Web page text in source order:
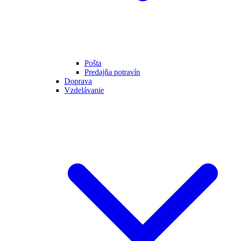
Pošta
Predajňa potravín
Doprava
Vzdelávanie